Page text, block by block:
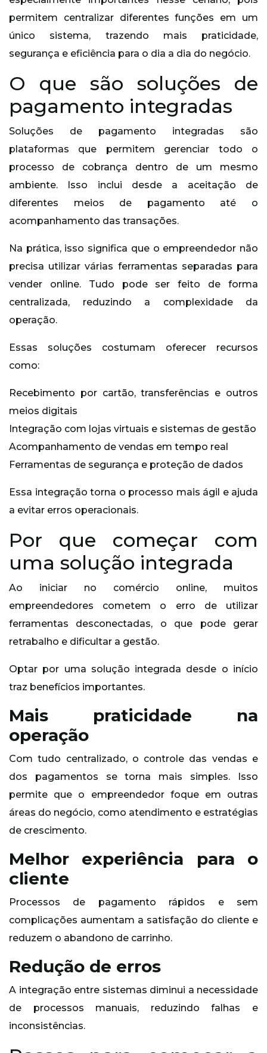
permitem centralizar diferentes funções em um
único sistema, trazendo mais praticidade,
segurança e eficiência para o dia a dia do negócio.
O que são soluções de
pagamento integradas
Soluções de pagamento integradas são
plataformas que permitem gerenciar todo o
processo de cobrança dentro de um mesmo
ambiente. Isso inclui desde a aceitação de
diferentes meios de pagamento até o
acompanhamento das transações.
Na prática, isso significa que o empreendedor não
precisa utilizar várias ferramentas separadas para
vender online. Tudo pode ser feito de forma
centralizada, reduzindo a complexidade da
operação.
Essas soluções costumam oferecer recursos
como:
Recebimento por cartão, transferências e outros
meios digitais
Integração com lojas virtuais e sistemas de gestão
Acompanhamento de vendas em tempo real
Ferramentas de segurança e proteção de dados
Essa integração torna o processo mais ágil e ajuda
a evitar erros operacionais.
Por que começar com
uma solução integrada
Ao iniciar no comércio online, muitos
empreendedores cometem o erro de utilizar
ferramentas desconectadas, o que pode gerar
retrabalho e dificultar a gestão.
Optar por uma solução integrada desde o início
traz benefícios importantes.
Mais praticidade na
operação
Com tudo centralizado, o controle das vendas e
dos pagamentos se torna mais simples. Isso
permite que o empreendedor foque em outras
áreas do negócio, como atendimento e estratégias
de crescimento.
Melhor experiência para o
cliente
Processos de pagamento rápidos e sem
complicações aumentam a satisfação do cliente e
reduzem o abandono de carrinho.
Redução de erros
A integração entre sistemas diminui a necessidade
de processos manuais, reduzindo falhas e
inconsistências.